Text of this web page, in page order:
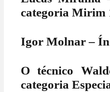
categoria Mirim
Igor Molnar –
O técnico
categoria